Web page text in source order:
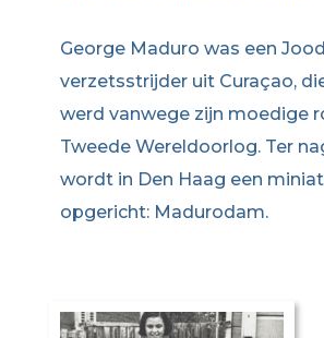
George Maduro was een
verzetsstrijder uit Curaçao,
werd vanwege zijn moedige
Tweede Wereldoorlog. Ter
wordt in Den Haag een
opgericht: Madurodam.